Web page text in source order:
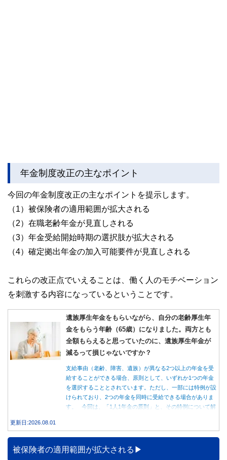
年金制度改正の主なポイント
今回の年金制度改正の主なポイントを提示します。
（1）被保険者の適用範囲が拡大される
（2）在職老齢年金が見直しされる
（3）年金受給開始時期の選択肢が拡大される
（4）確定拠出年金の加入可能要件が見直しされる
これらの改正点でいえることは、働く人のモチベーション
を刺激する内容になっているということです。
遺族厚生年金をもらいながら、自分の老齢厚生年
金をもらう年齢（65歳）になりました。両方とも
全額もらえると思っていたのに、遺族厚生年金が
減るって損じゃないですか？
支給事由（老齢、障害、遺族）が異なる2つ以上の年金を受
給することができる場合、原則として、いずれか1つの年金
を選択することとされています。ただし、一部には特例が設
けられており、2つの年金を同時に受給できる場合がありま
す。 今回は、「1人1年金の原則」と、その特例について解
更新日:2026.08.01
被保険者の適用範囲が拡大される